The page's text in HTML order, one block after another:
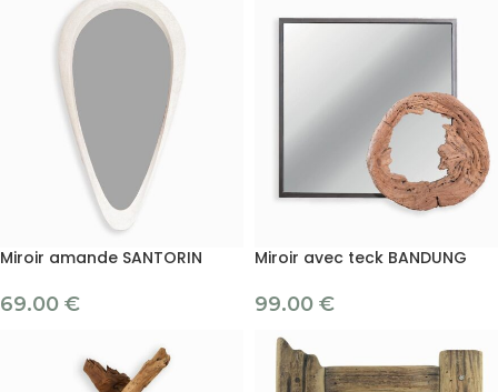
Miroir amande SANTORIN
69.00 €
Miroir avec teck BANDUNG
99.00 €